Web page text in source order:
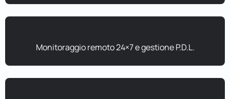
Monitoraggio remoto 24×7 e gestione P.D.L.